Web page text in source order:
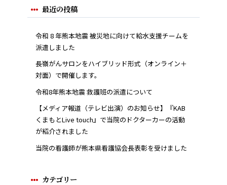
最近の投稿
令和 8 年熊本地震 被災地に向けて給水支援チームを
派遣しました
長嶺がんサロンをハイブリッド形式（オンライン＋
対面）で開催します。
令和8年熊本地震 救護班の派遣について
【メディア報道（テレビ出演）のお知らせ】『KAB
くまもとLive touch』で当院のドクターカーの活動
が紹介されました
当院の看護師が熊本県看護協会長表彰を受けました
カテゴリー